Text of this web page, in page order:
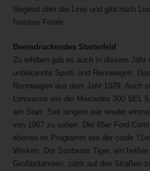
fliegend über die Linie und gibt nach
furioses Finale.
Beeindruckendes Starterfeld
Zu erleben gab es auch in diesem Jahr
unbekannte Sport- und Rennwagen.
Rennwagen aus dem Jahr 1929. Auch
Limousine wie der Mercedes 300 SEL
am Start. Seit langem war wieder
von 1967 zu sehen. Der 65er Ford
ebenso im Programm wie der coole
Werken. Der Sunbeam Tiger, ein
Großbritannien, zählt auf den Straßen